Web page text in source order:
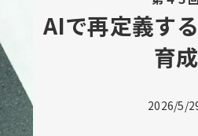
AIで再定義す
育成
2026/5/